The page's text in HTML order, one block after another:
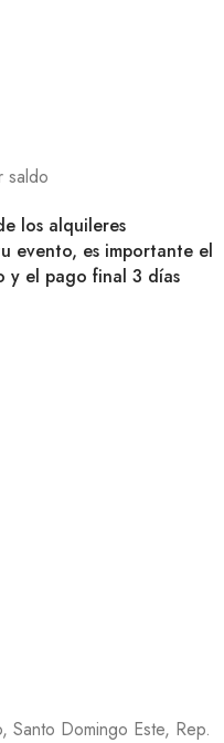
saldo
los alquileres
evento, es importante el
el pago final 3 días
Domingo Este, Rep.